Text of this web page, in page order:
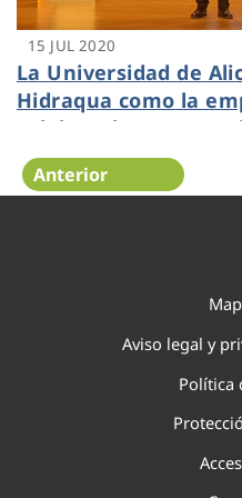
15 JUL 2020
La Universidad de
Hidraqua como la
colaboradora en I+D
Impulso 2020
Anterior
Aviso legal y
Política